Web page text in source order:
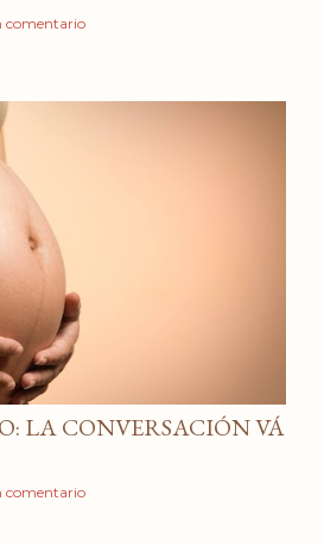
comentario
LA CONVERSACIÓN VÁ
comentario